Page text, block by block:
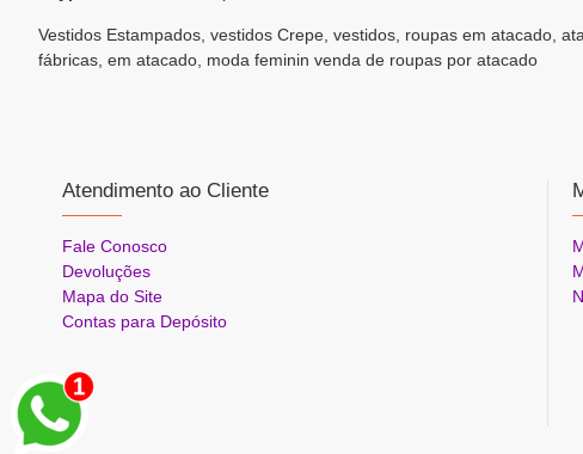
Vestidos Estampados, vestidos Crepe, vestidos, roupas em atacado,
fábricas, em atacado, moda feminin venda de roupas por atacado
Atendimento ao Cliente
Fale Conosco
Devoluções
Mapa do Site
Contas para Depósito